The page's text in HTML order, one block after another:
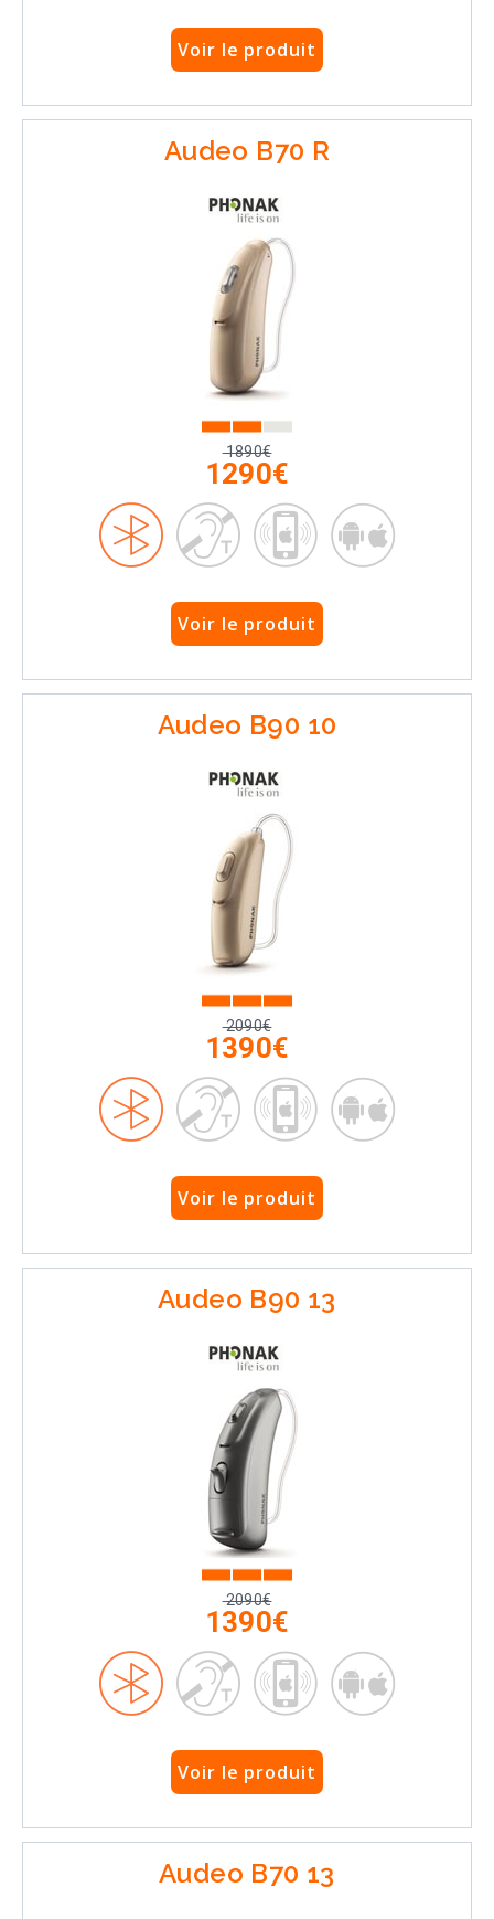
Voir le produit
Audeo B70 R
1890€
1290€
Voir le produit
Audeo B90 10
2090€
1390€
Voir le produit
Audeo B90 13
2090€
1390€
Voir le produit
Audeo B70 13